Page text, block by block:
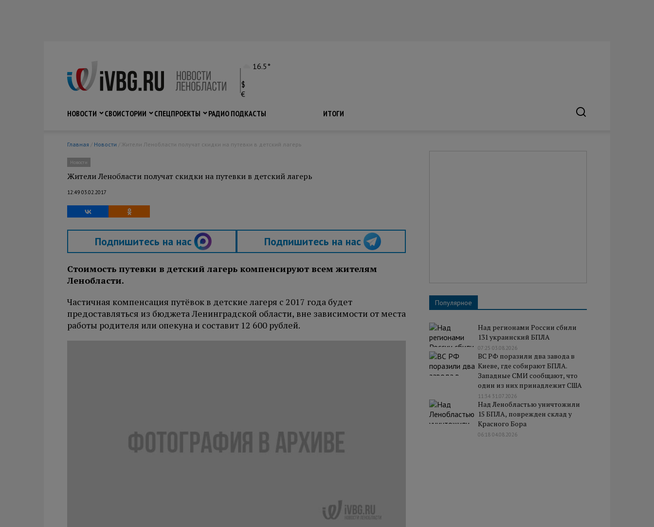
16.5°
$
€
НОВОСТИ
СВОИСТОРИИ СПЕЦПРОЕКТЫ РАДИО ПОДКАСТЫ ИТОГИ
Главная / Новости / Жители Ленобласти получат скидки на путевки в детский лагерь
Новости
Жители Ленобласти получат скидки на путевки в детский лагерь
12:49 03.02.2017
Подпишитесь на нас Подпишитесь на нас
Стоимость путевки в детский лагерь компенсируют всем жителям
Ленобласти.
Частичная компенсация путёвок в детские лагеря с 2017 года будет
предоставляться из бюджета Ленинградской области, вне зависимости от места
работы родителя или опекуна и составит 12 600 рублей.
Популярное
Над регионами России сбили
131 украинский БПЛА
07:25 03.08.2026
ВС РФ поразили два завода в
Киеве, где собирают БПЛА.
Западные СМИ сообщают, что
один из них принадлежит США
11:34 31.07.2026
Над Ленобластью уничтожили
15 БПЛА, поврежден склад у
Красного Бора
06:18 04.08.2026